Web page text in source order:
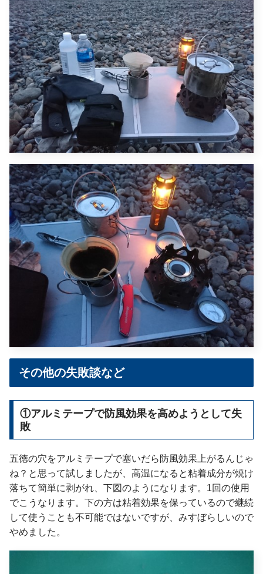
その他の失敗談など
①アルミテープで防風効果を高めようとして失
敗
五徳の穴をアルミテープで塞いだら防風効果上がるんじゃ
ね？と思って試しましたが、高温になると粘着成分が焼け
落ちて簡単に剥がれ、下図のようになります。1回の使用
でこうなります。下の方は粘着効果を保っているので継続
して使うことも不可能ではないですが、みすぼらしいので
やめました。